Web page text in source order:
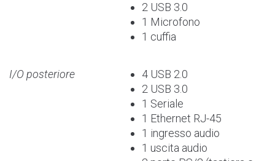
2 USB 3.0
1 Microfono
1 cuffia
I/O posteriore
4 USB 2.0
2 USB 3.0
1 Seriale
1 Ethernet RJ-45
1 ingresso audio
1 uscita audio